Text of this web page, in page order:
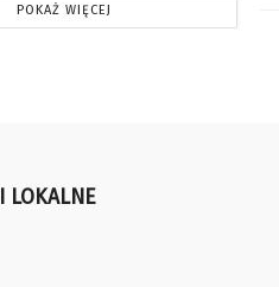
POKAŻ WIĘCEJ
LOKALNE